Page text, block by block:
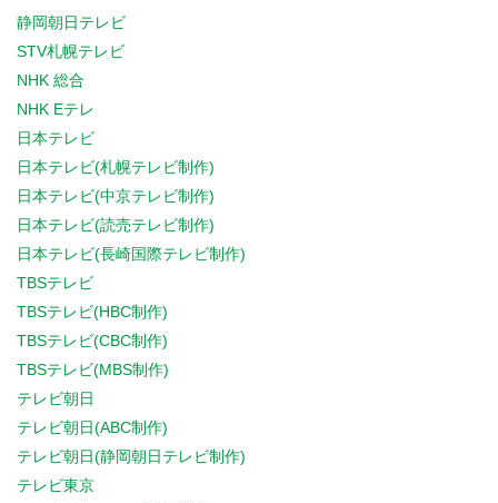
静岡朝日テレビ
STV札幌テレビ
NHK 総合
NHK Eテレ
日本テレビ
日本テレビ(札幌テレビ制作)
日本テレビ(中京テレビ制作)
日本テレビ(読売テレビ制作)
日本テレビ(長崎国際テレビ制作)
TBSテレビ
TBSテレビ(HBC制作)
TBSテレビ(CBC制作)
TBSテレビ(MBS制作)
テレビ朝日
テレビ朝日(ABC制作)
テレビ朝日(静岡朝日テレビ制作)
テレビ東京